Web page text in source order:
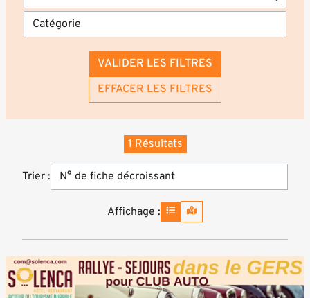
VALIDER LES FILTRES
EFFACER LES FILTRES
Trier :
1 Résultats
Affichage :